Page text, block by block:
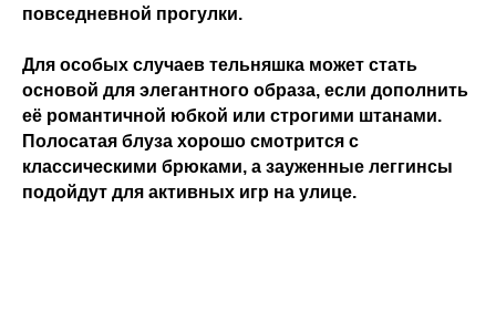
повседневной прогулки.
Для особых случаев тельняшка может стать
основой для элегантного образа, если дополнить
её романтичной юбкой или строгими штанами.
Полосатая блуза хорошо смотрится с
классическими брюками, а зауженные леггинсы
подойдут для активных игр на улице.